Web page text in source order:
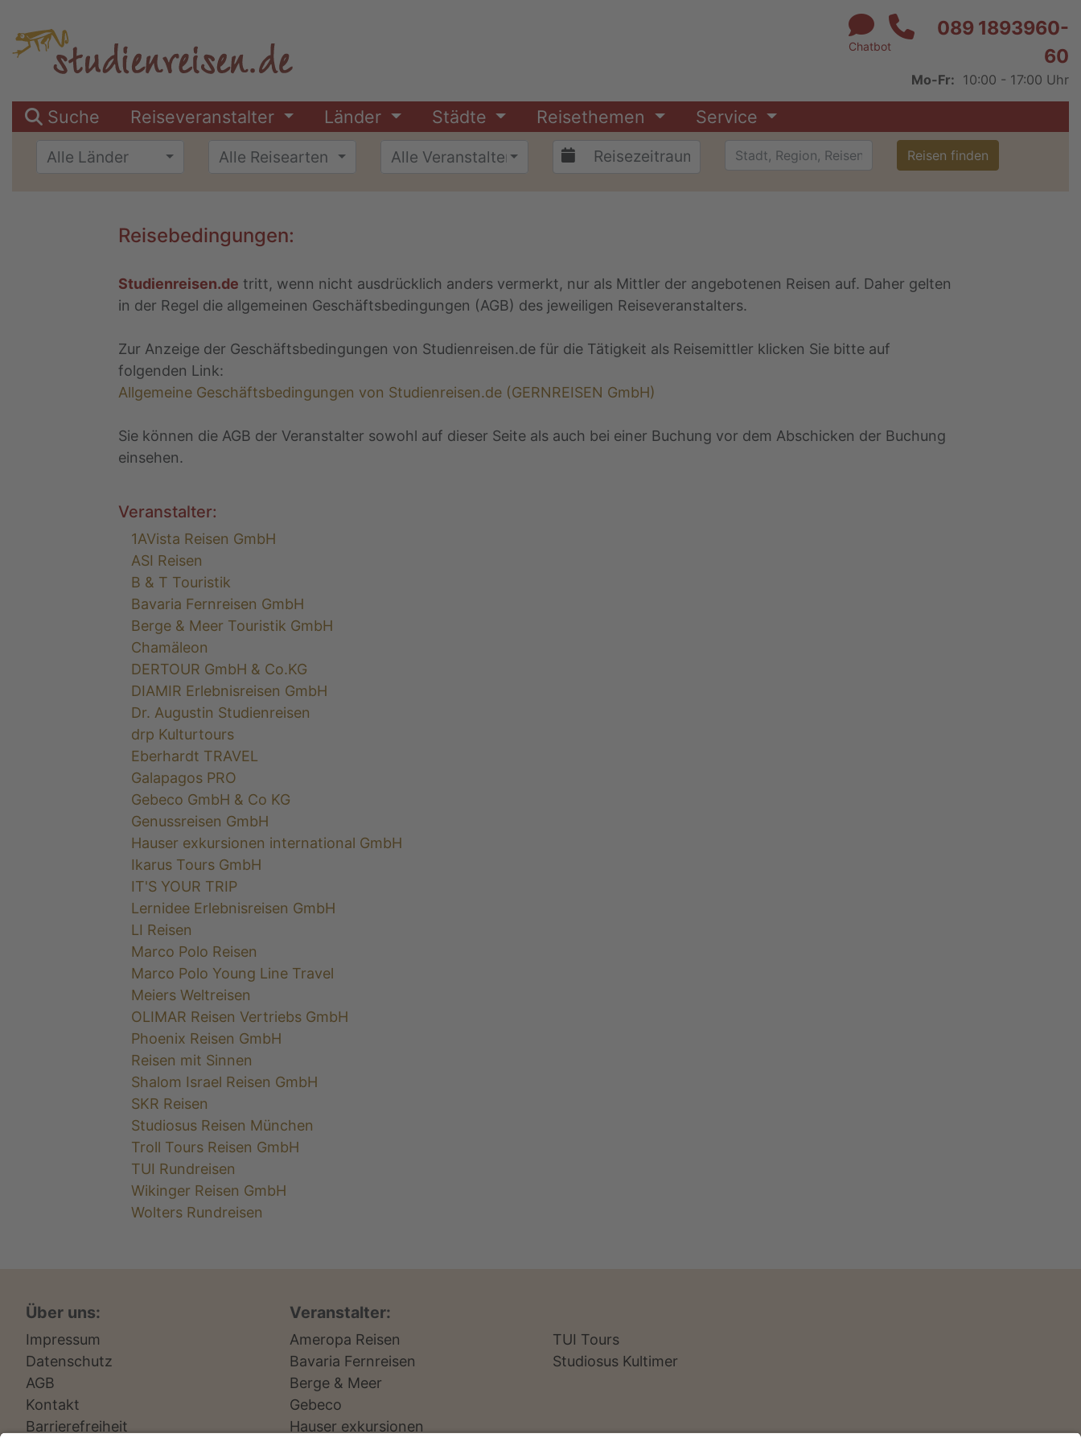
Chatbot
089 1893960-
60
Mo-Fr: 10:00 - 17:00 Uhr
Suche Reiseveranstalter Länder Städte Reisethemen Service
Alle Länder Alle Reisearten Alle Veranstalter Reisen finden
Reisebedingungen:
Studienreisen.de tritt, wenn nicht ausdrücklich anders vermerkt, nur als Mittler der angebotenen Reisen auf. Daher gelten
in der Regel die allgemeinen Geschäftsbedingungen (AGB) des jeweiligen Reiseveranstalters.
Zur Anzeige der Geschäftsbedingungen von Studienreisen.de für die Tätigkeit als Reisemittler klicken Sie bitte auf
folgenden Link:
Allgemeine Geschäftsbedingungen von Studienreisen.de (GERNREISEN GmbH)
Sie können die AGB der Veranstalter sowohl auf dieser Seite als auch bei einer Buchung vor dem Abschicken der Buchung
einsehen.
Veranstalter:
1AVista Reisen GmbH
ASI Reisen
B & T Touristik
Bavaria Fernreisen GmbH
Berge & Meer Touristik GmbH
Chamäleon
DERTOUR GmbH & Co.KG
DIAMIR Erlebnisreisen GmbH
Dr. Augustin Studienreisen
drp Kulturtours
Eberhardt TRAVEL
Galapagos PRO
Gebeco GmbH & Co KG
Genussreisen GmbH
Hauser exkursionen international GmbH
Ikarus Tours GmbH
IT'S YOUR TRIP
Lernidee Erlebnisreisen GmbH
LI Reisen
Marco Polo Reisen
Marco Polo Young Line Travel
Meiers Weltreisen
OLIMAR Reisen Vertriebs GmbH
Phoenix Reisen GmbH
Reisen mit Sinnen
Shalom Israel Reisen GmbH
SKR Reisen
Studiosus Reisen München
Troll Tours Reisen GmbH
TUI Rundreisen
Wikinger Reisen GmbH
Wolters Rundreisen
Über uns:
Impressum
Datenschutz
AGB
Kontakt
Barrierefreiheit
Veranstalter:
Ameropa Reisen
Bavaria Fernreisen
Berge & Meer
Gebeco
Hauser exkursionen
TUI Tours
Studiosus Kultimer